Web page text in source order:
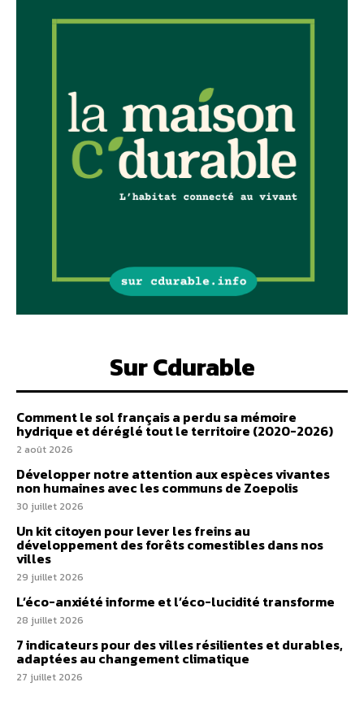
Sur Cdurable
Comment le sol français a perdu sa mémoire
hydrique et déréglé tout le territoire (2020-2026)
2 août 2026
Développer notre attention aux espèces vivantes
non humaines avec les communs de Zoepolis
30 juillet 2026
Un kit citoyen pour lever les freins au
développement des forêts comestibles dans nos
villes
29 juillet 2026
L’éco-anxiété informe et l’éco-lucidité transforme
28 juillet 2026
7 indicateurs pour des villes résilientes et durables,
adaptées au changement climatique
27 juillet 2026